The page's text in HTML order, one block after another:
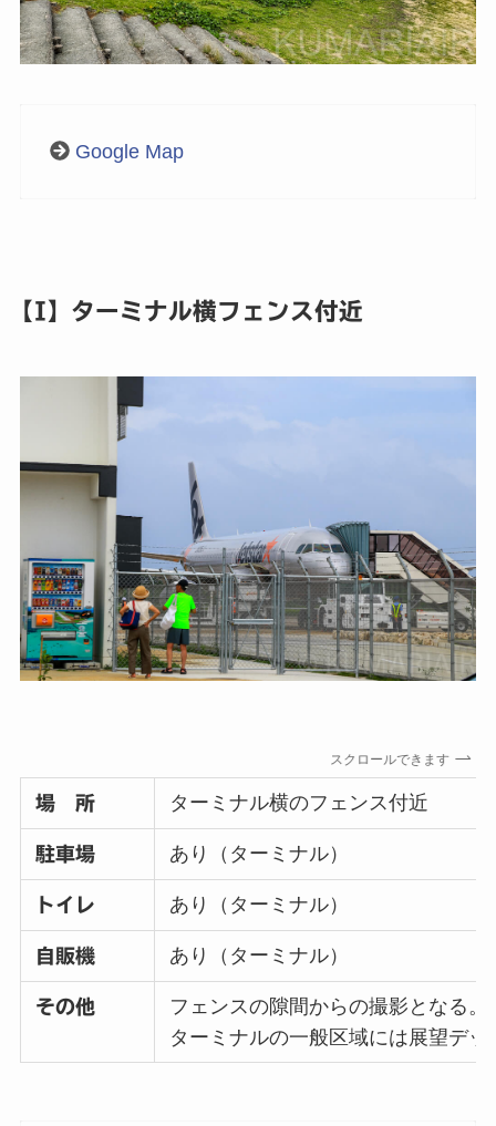
Google Map
【I】ターミナル横フェンス付近
スクロールできます
場 所 ターミナル横のフェンス付近
駐車場 あり（ターミナル）
トイレ あり（ターミナル）
自販機 あり（ターミナル）
その他
フェンスの隙間からの撮影となる。
ターミナルの一般区域には展望デ